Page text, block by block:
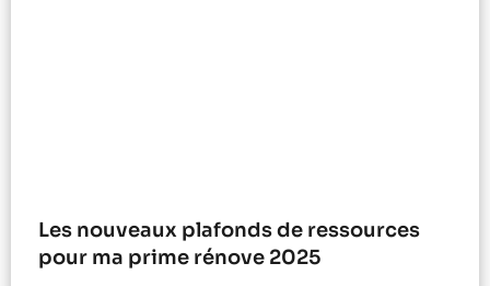
Les nouveaux plafonds de ressources
pour ma prime rénove 2025